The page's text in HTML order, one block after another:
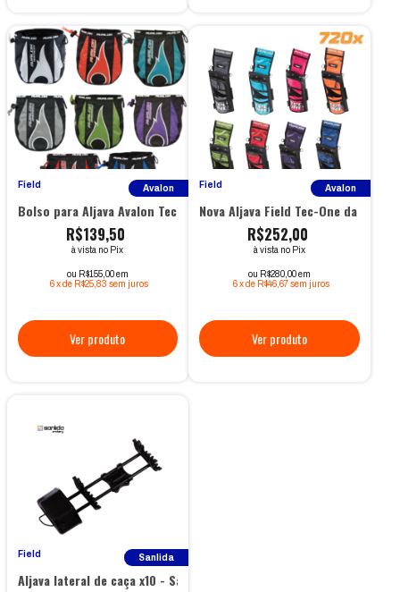
Field Avalon
Bolso para Aljava Avalon Tec X
R$139,50
à vista no Pix
ou R$155,00 em
6 xde R$25,83 sem juros
Field Avalon
Nova Aljava Field Tec-One da Avalon
R$252,00
à vista no Pix
ou R$280,00 em
6 xde R$46,67 sem juros
Field Sanlida
Aljava lateral de caça x10 - Sanlida